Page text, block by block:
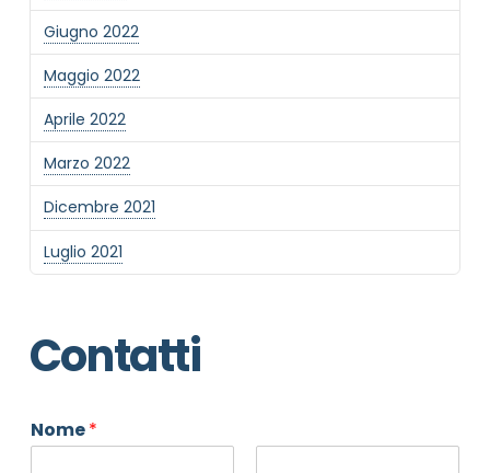
Giugno 2022
Maggio 2022
Aprile 2022
Marzo 2022
Dicembre 2021
Luglio 2021
Contatti
Nome*